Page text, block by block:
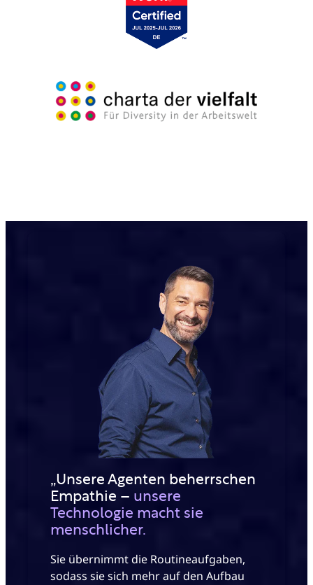
„Unsere Agenten beherrschen
Empathie – unsere
Technologie macht sie
menschlicher.
Sie übernimmt die Routineaufgaben,
sodass sie sich mehr auf den Aufbau